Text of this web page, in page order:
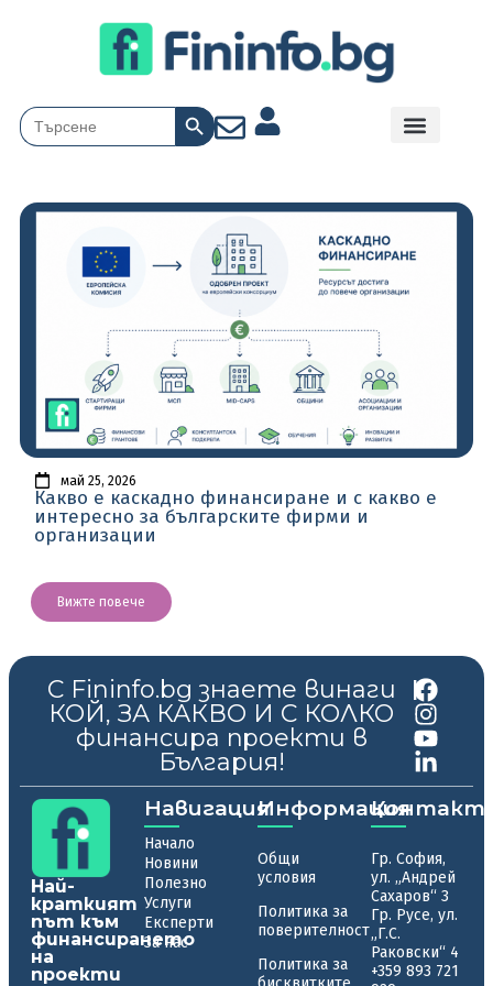
Search
for:
Search Button
май 25, 2026
Какво е каскадно финансиране и с какво е
интересно за българските фирми и
организации
Вижте повече
С Fininfo.bg знаете винаги
КОЙ, ЗА КАКВО И С КОЛКО
финансира проекти в
България!
|
Най-
краткият
път към
финансирането
на
проекти
Навигация
Начало
Новини
Полезно
Услуги
Експерти
За нас
Информация
Общи
условия
Политика за
поверителност
Политика за
Гр. София,
ул. „Андрей
Сахаров“ 3
Гр. Русе, ул.
„Г.С.
Раковски“ 4
+359 893 721